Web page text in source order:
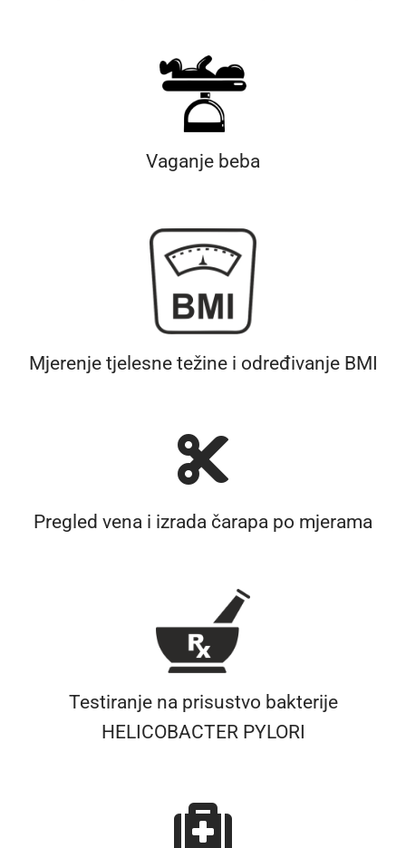
Vaganje beba
Mjerenje tjelesne težine i određivanje BMI
Pregled vena i izrada čarapa po mjerama
Testiranje na prisustvo bakterije
HELICOBACTER PYLORI